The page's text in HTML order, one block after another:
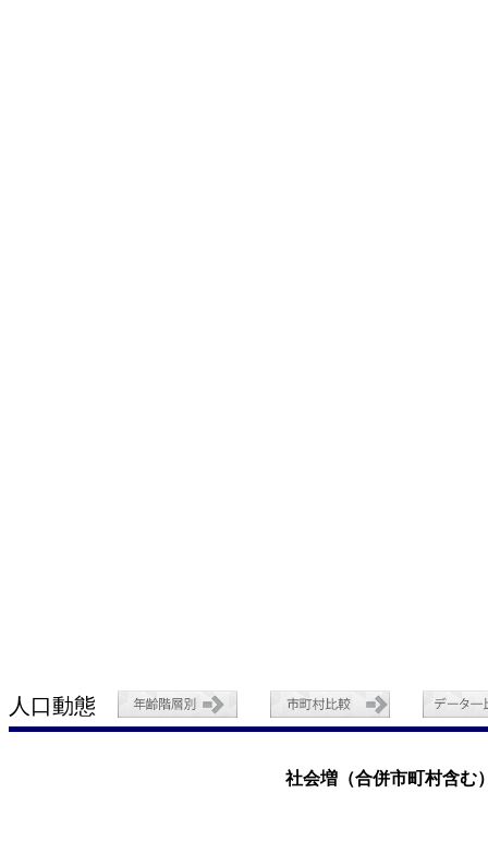
人口動態
社会増（合併市町村含む